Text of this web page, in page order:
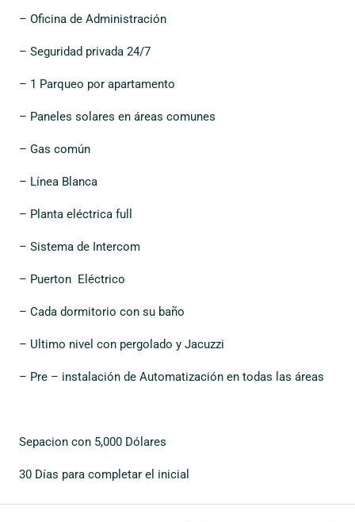
– Oficina de Administración
– Seguridad privada 24/7
– 1 Parqueo por apartamento
– Paneles solares en áreas comunes
– Gas común
– Línea Blanca
– Planta eléctrica full
– Sistema de Intercom
– Puerton Eléctrico
– Cada dormitorio con su baño
– Ultimo nivel con pergolado y Jacuzzi
– Pre – instalación de Automatización en todas las áreas
Sepacion con 5,000 Dólares
30 Días para completar el inicial